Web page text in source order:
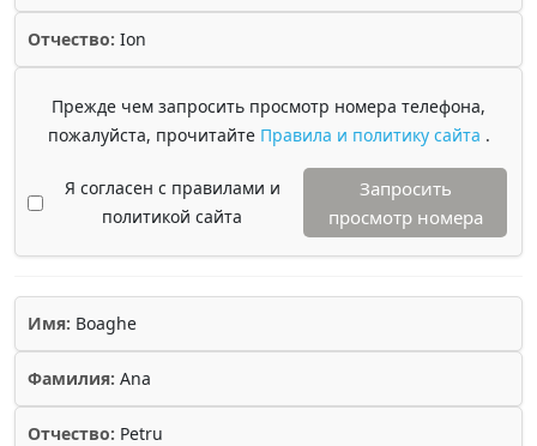
Отчество: Ion
Прежде чем запросить просмотр номера телефона,
пожалуйста, прочитайте Правила и политику сайта .
Я согласен с правилами и
политикой сайта
Запросить
просмотр номера
Имя: Boaghe
Фамилия: Ana
Отчество: Petru